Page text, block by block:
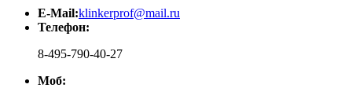
E-Mail:klinkerprof@mail.ru
Телефон:
8-495-790-40-27
Моб: